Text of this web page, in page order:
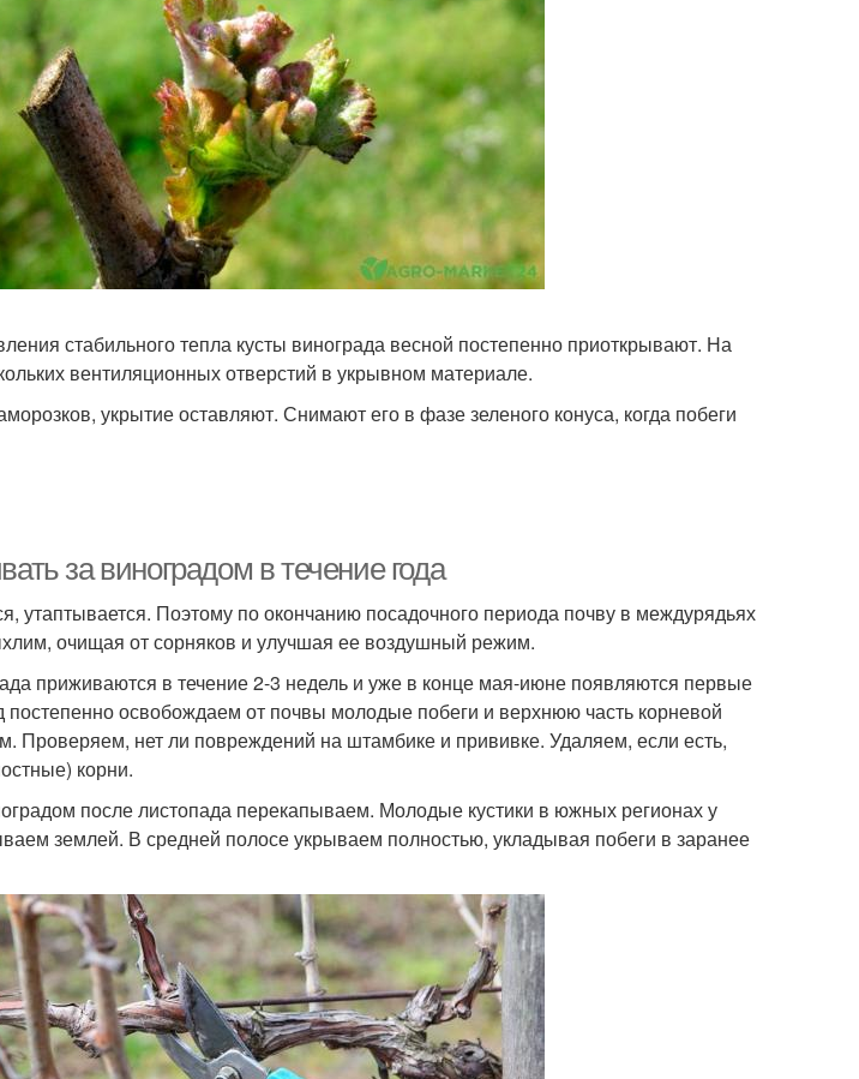
стабильного тепла кусты винограда весной постепенно приоткрывают. На
вентиляционных отверстий в укрывном материале.
укрытие оставляют. Снимают его в фазе зеленого конуса, когда побеги
за виноградом в течение года
утаптывается. Поэтому по окончанию посадочного периода почву в междурядьях
очищая от сорняков и улучшая ее воздушный режим.
приживаются в течение 2-3 недель и уже в конце мая-июне появляются первые
постепенно освобождаем от почвы молодые побеги и верхнюю часть корневой
Проверяем, нет ли повреждений на штамбике и прививке. Удаляем, если есть,
корни.
после листопада перекапываем. Молодые кустики в южных регионах у
землей. В средней полосе укрываем полностью, укладывая побеги в заранее